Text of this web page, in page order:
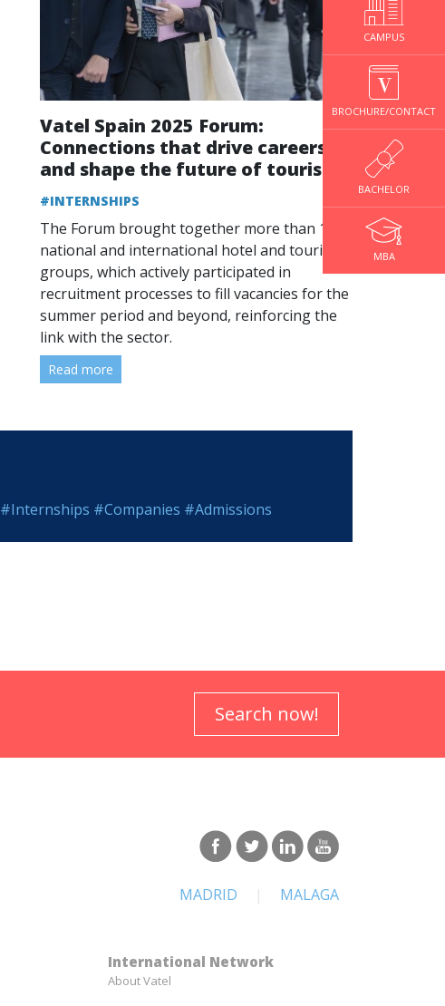
CAMPUS
BROCHURE/CONTACT
BACHELOR
MBA
Vatel Spain 2025 Forum:
Connections that drive careers
and shape the future of tourism
#INTERNSHIPS
The Forum brought together more than 100
national and international hotel and tourism
groups, which actively participated in
recruitment processes to fill vacancies for the
summer period and beyond, reinforcing the
link with the sector.
Read more
#Internships #Companies #Admissions
Search now!
MADRID | MALAGA
International Network
About Vatel